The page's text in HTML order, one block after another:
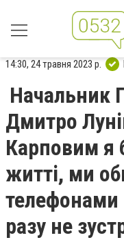
14:30, 24 травня 2023 р.
Начальник
Дмитро
Карповим я
житті, ми
телефонами
разу не